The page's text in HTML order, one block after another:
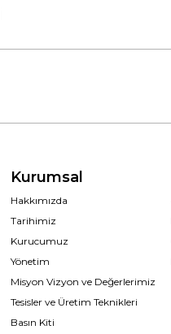
Kurumsal
Hakkımızda
Tarihimiz
Kurucumuz
Yönetim
Misyon Vizyon ve Değerlerimiz
Tesisler ve Üretim Teknikleri
Basın Kiti